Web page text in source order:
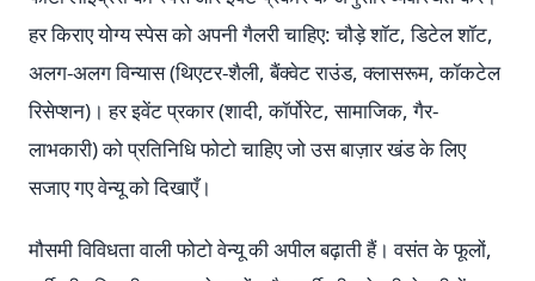
हर किराए योग्य स्पेस को अपनी गैलरी चाहिए: चौड़े शॉट, डिटेल शॉट,
अलग-अलग विन्यास (थिएटर-शैली, बैंक्वेट राउंड, क्लासरूम, कॉकटेल
रिसेप्शन)। हर इवेंट प्रकार (शादी, कॉर्पोरेट, सामाजिक, गैर-
लाभकारी) को प्रतिनिधि फोटो चाहिए जो उस बाज़ार खंड के लिए
सजाए गए वेन्यू को दिखाएँ।
मौसमी विविधता वाली फोटो वेन्यू की अपील बढ़ाती हैं। वसंत के फूलों,